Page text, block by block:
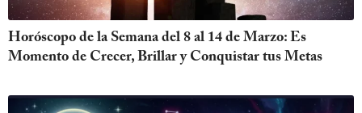
Horóscopo de la Semana del 8 al 14 de Marzo: Es
Momento de Crecer, Brillar y Conquistar tus Metas